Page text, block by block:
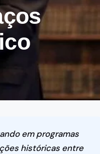
em programas
históricas entre